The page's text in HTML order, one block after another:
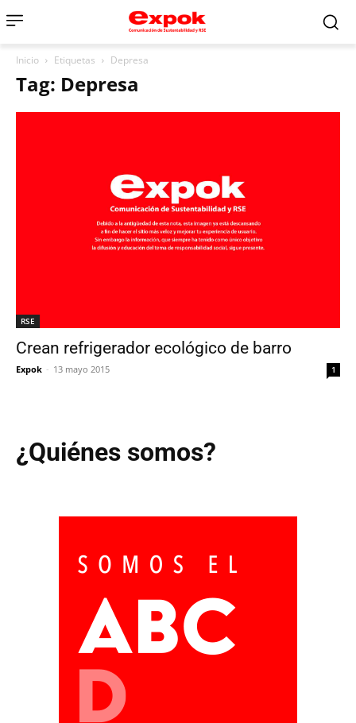
Inicio Etiquetas Depresa
Tag: Depresa
RSE
Crean refrigerador ecológico de barro
Expok - 13 mayo 2015 1
¿Quiénes somos?